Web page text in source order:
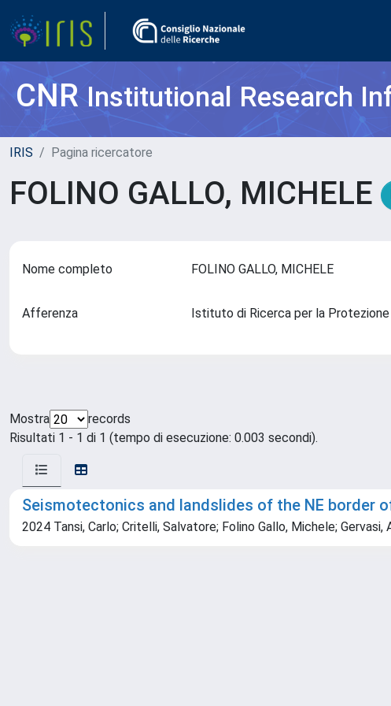
CNRInstitutional Research
IRIS Pagina ricercatore
FOLINO GALLO, MICHELE
Nome completo FOLINO GALLO, MICHELE
Afferenza Istituto di Ricerca per la
Mostra
records
Risultati 1 - 1 di 1 (tempo di esecuzione: 0.003 secondi).
Seismotectonics and landslides of the NE border
2024 Tansi, Carlo; Critelli, Salvatore; Folino Gallo, Michele;